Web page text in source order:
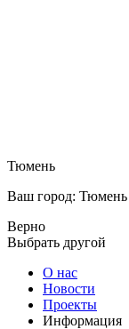
Тюмень
Ваш город: Тюмень
Верно
Выбрать другой
О нас
Новости
Проекты
Информация